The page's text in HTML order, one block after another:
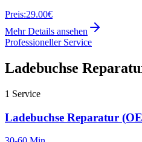
Preis:29.00€
Mehr Details ansehen
Professioneller Service
Ladebuchse
1 Service
Ladebuchse Reparatur